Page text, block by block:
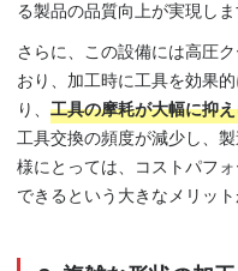
る製品の品質向上が実現しま
さらに、この設備には高圧
おり、加工時に工具を効果
り、 工具の摩耗が大幅に抑
工具交換の頻度が減少し、
様にとっては、コストパフ
できるという大きなメリット